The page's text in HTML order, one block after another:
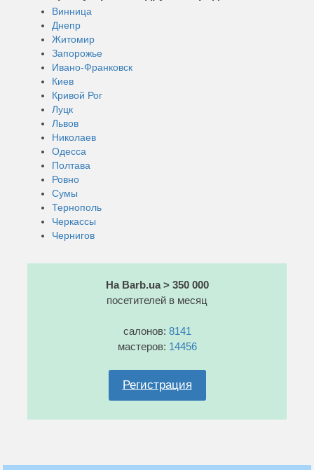
Винница
Днепр
Житомир
Запорожье
Ивано-Франковск
Киев
Кривой Рог
Луцк
Львов
Николаев
Одесса
Полтава
Ровно
Сумы
Тернополь
Черкассы
Чернигов
На Barb.ua > 350 000
посетителей в месяц
салонов: 8141
мастеров: 14456
Регистрация